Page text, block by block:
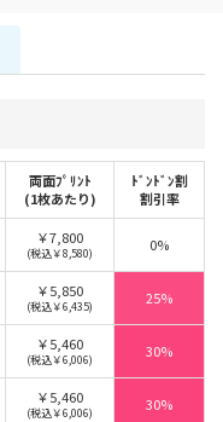
両面ﾌﾟﾘﾝﾄ
(1枚あたり)
ﾄﾞﾝﾄﾞﾝ割
割引率
￥7,800
(税込￥8,580) 0%
￥5,850
(税込￥6,435) 25%
￥5,460
(税込￥6,006) 30%
￥5,460
(税込￥6,006) 30%